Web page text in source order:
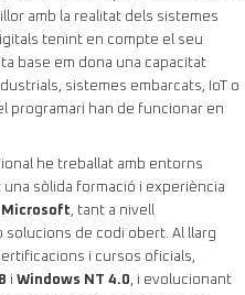
amb la realitat dels sistemes
tenint en compte el seu
base em dona una capacitat
sistemes embarcats, IoT o
programari han de funcionar en
he treballat amb entorns
sòlida formació i experiència
Microsoft, tant a nivell
solucions de codi obert. Al llarg
i cursos oficials,
i Windows NT 4.0, i evolucionant